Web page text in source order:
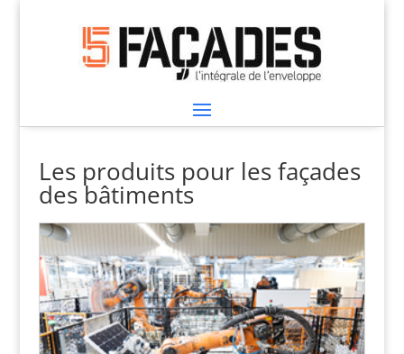
Les produits pour les façades
des bâtiments